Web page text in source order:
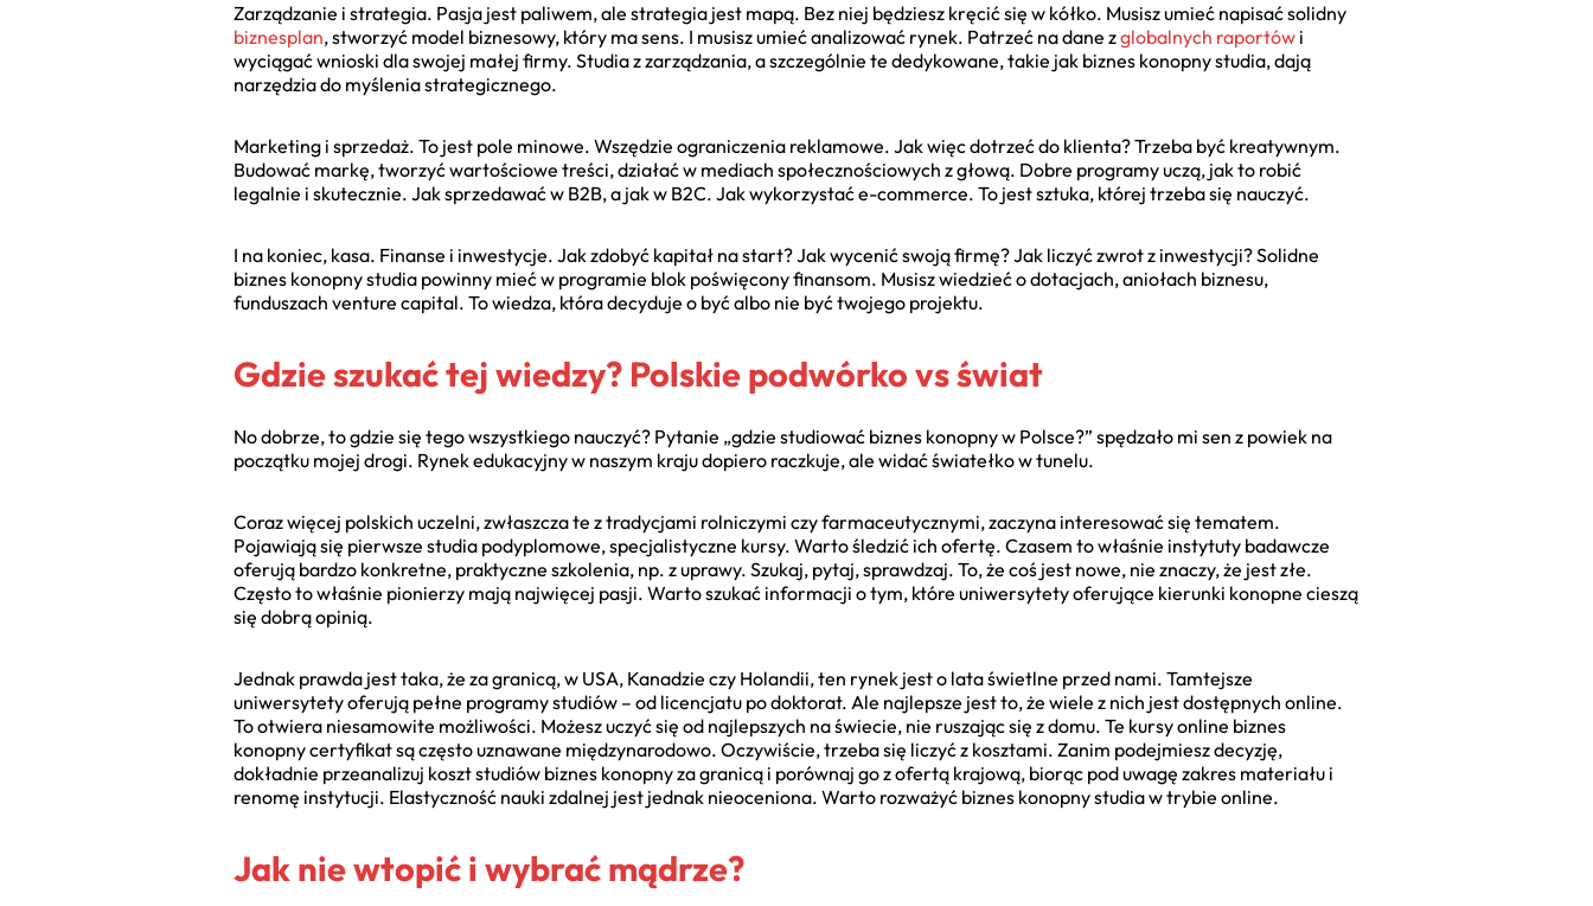
Zarządzanie i strategia. Pasja jest paliwem, ale strategia jest mapą. Bez niej będziesz kręcić się w kółko. Musisz umieć napisać solidny
biznesplan, stworzyć model biznesowy, który ma sens. I musisz umieć analizować rynek. Patrzeć na dane zglobalnych raportów i
wyciągać wnioski dla swojej małej firmy. Studia z zarządzania, a szczególnie te dedykowane, takie jak biznes konopny studia, dają
narzędzia do myślenia strategicznego.
Marketing i sprzedaż. To jest pole minowe. Wszędzie ograniczenia reklamowe. Jak więc dotrzeć do klienta? Trzeba być kreatywnym.
Budować markę, tworzyć wartościowe treści, działać w mediach społecznościowych z głową. Dobre programy uczą, jak to robić
legalnie i skutecznie. Jak sprzedawać w B2B, a jak w B2C. Jak wykorzystać e-commerce. To jest sztuka, której trzeba się nauczyć.
I na koniec, kasa. Finanse i inwestycje. Jak zdobyć kapitał na start? Jak wycenić swoją firmę? Jak liczyć zwrot z inwestycji? Solidne
biznes konopny studia powinny mieć w programie blok poświęcony finansom. Musisz wiedzieć o dotacjach, aniołach biznesu,
funduszach venture capital. To wiedza, która decyduje o być albo nie być twojego projektu.
Gdzie szukać tej wiedzy? Polskie podwórko vs świat
No dobrze, to gdzie się tego wszystkiego nauczyć? Pytanie „gdzie studiować biznes konopny w Polsce?” spędzało mi sen z powiek na
początku mojej drogi. Rynek edukacyjny w naszym kraju dopiero raczkuje, ale widać światełko w tunelu.
Coraz więcej polskich uczelni, zwłaszcza te z tradycjami rolniczymi czy farmaceutycznymi, zaczyna interesować się tematem.
Pojawiają się pierwsze studia podyplomowe, specjalistyczne kursy. Warto śledzić ich ofertę. Czasem to właśnie instytuty badawcze
oferują bardzo konkretne, praktyczne szkolenia, np. z uprawy. Szukaj, pytaj, sprawdzaj. To, że coś jest nowe, nie znaczy, że jest złe.
Często to właśnie pionierzy mają najwięcej pasji. Warto szukać informacji o tym, które uniwersytety oferujące kierunki konopne cieszą
się dobrą opinią.
Jednak prawda jest taka, że za granicą, w USA, Kanadzie czy Holandii, ten rynek jest o lata świetlne przed nami. Tamtejsze
uniwersytety oferują pełne programy studiów – od licencjatu po doktorat. Ale najlepsze jest to, że wiele z nich jest dostępnych online.
To otwiera niesamowite możliwości. Możesz uczyć się od najlepszych na świecie, nie ruszając się z domu. Te kursy online biznes
konopny certyfikat są często uznawane międzynarodowo. Oczywiście, trzeba się liczyć z kosztami. Zanim podejmiesz decyzję,
dokładnie przeanalizuj koszt studiów biznes konopny za granicą i porównaj go z ofertą krajową, biorąc pod uwagę zakres materiału i
renomę instytucji. Elastyczność nauki zdalnej jest jednak nieoceniona. Warto rozważyć biznes konopny studia w trybie online.
Jak nie wtopić i wybrać mądrze?